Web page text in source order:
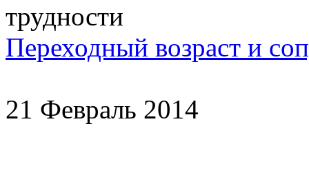
Переходный возраст и
21 Февраль 2014